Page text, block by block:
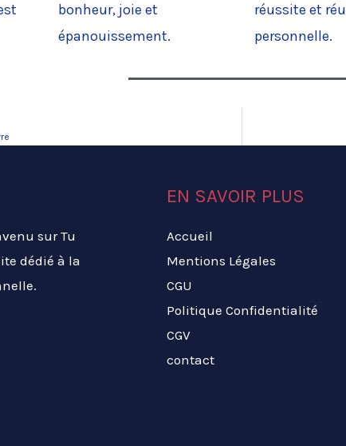
bonheur, joie et
épanouissement.
réussite et
personnelle.
sur Tu
dédié à la
EN SAVOIR PLUS
Accueil
Mentions Légales
CGU
Politique Confidentialité
CGV
contact